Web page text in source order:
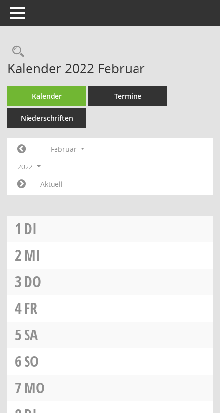
Toggle navigation
Rechercheauswahl
Kalender 2022 Februar
Kalender Termine
Niederschriften
Februar
2022
Aktuell
1 DI
2MI
3DO
4FR
5SA
6SO
7MO